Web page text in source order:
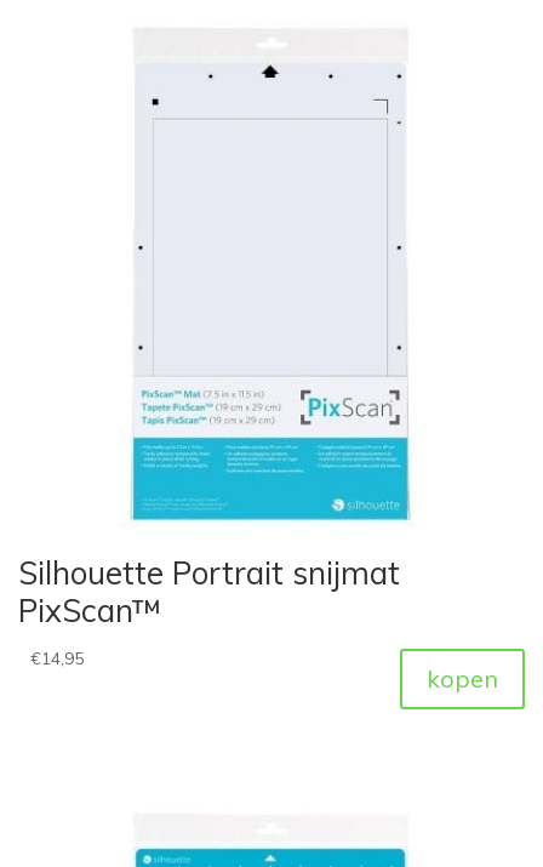
Silhouette Portrait snijmat
PixScan™
€14,95
kopen